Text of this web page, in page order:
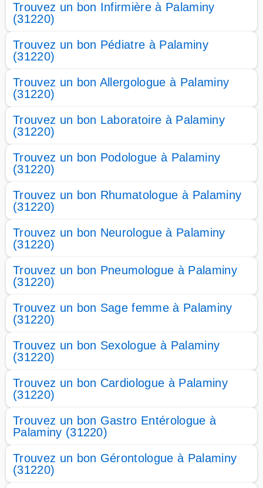
Trouvez un bon Infirmière à Palaminy
(31220)
Trouvez un bon Pédiatre à Palaminy
(31220)
Trouvez un bon Allergologue à Palaminy
(31220)
Trouvez un bon Laboratoire à Palaminy
(31220)
Trouvez un bon Podologue à Palaminy
(31220)
Trouvez un bon Rhumatologue à Palaminy
(31220)
Trouvez un bon Neurologue à Palaminy
(31220)
Trouvez un bon Pneumologue à Palaminy
(31220)
Trouvez un bon Sage femme à Palaminy
(31220)
Trouvez un bon Sexologue à Palaminy
(31220)
Trouvez un bon Cardiologue à Palaminy
(31220)
Trouvez un bon Gastro Entérologue à
Palaminy (31220)
Trouvez un bon Gérontologue à Palaminy
(31220)